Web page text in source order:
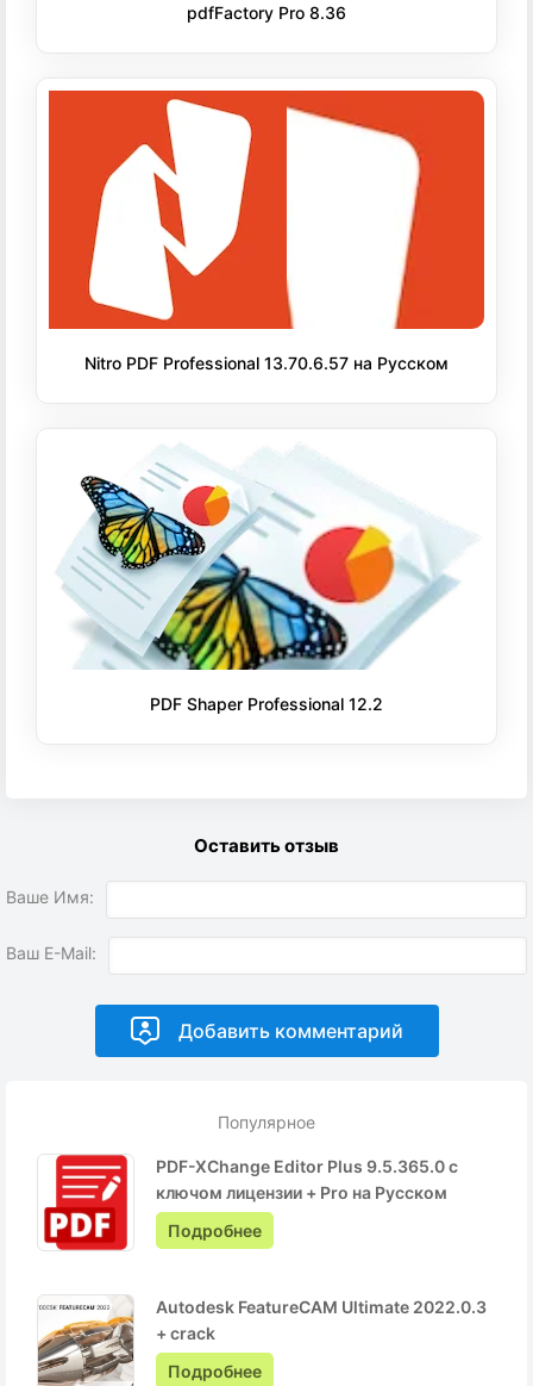
Популярное
PDF-XChange Editor Plus 9.5.365.0 с
ключом лицензии + Pro на Русском
Подробнее
Autodesk FeatureCAM Ultimate 2022.0.3
+ crack
Подробнее
pdfFactory Pro 8.36
Nitro PDF Professional 13.70.6.57 на Русском
PDF Shaper Professional 12.2
Оставить отзыв
Ваше Имя:
Ваш E-Mail: